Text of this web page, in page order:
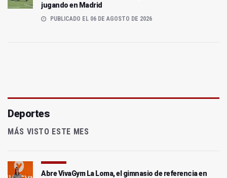
jugando en Madrid
PUBLICADO EL 06 DE AGOSTO DE 2026
Deportes
MÁS VISTO ESTE MES
Abre VivaGym La Loma, el gimnasio de referencia en